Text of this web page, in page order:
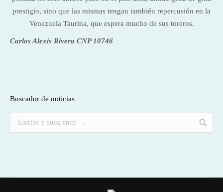
prestigio, sino que las mismas tengan también repercusión en la
Venezuela Taurina, que espera mucho de sus toreros.
Carlos Alexis Rivera CNP 10746
Buscador de noticias